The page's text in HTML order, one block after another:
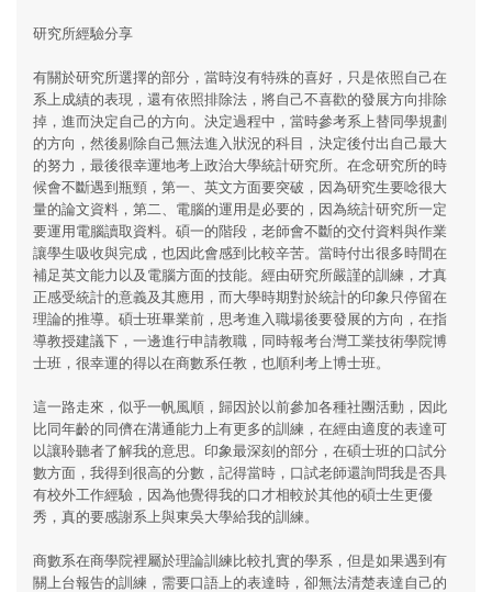
研究所經驗分享
有關於研究所選擇的部分，當時沒有特殊的喜好，只是依照自己在
系上成績的表現，還有依照排除法，將自己不喜歡的發展方向排除
掉，進而決定自己的方向。決定過程中，當時參考系上替同學規劃
的方向，然後剔除自己無法進入狀況的科目，決定後付出自己最大
的努力，最後很幸運地考上政治大學統計研究所。在念研究所的時
候會不斷遇到瓶頸，第一、英文方面要突破，因為研究生要唸很大
量的論文資料，第二、電腦的運用是必要的，因為統計研究所一定
要運用電腦讀取資料。碩一的階段，老師會不斷的交付資料與作業
讓學生吸收與完成，也因此會感到比較辛苦。當時付出很多時間在
補足英文能力以及電腦方面的技能。經由研究所嚴謹的訓練，才真
正感受統計的意義及其應用，而大學時期對於統計的印象只停留在
理論的推導。碩士班畢業前，思考進入職場後要發展的方向，在指
導教授建議下，一邊進行申請教職，同時報考台灣工業技術學院博
士班，很幸運的得以在商數系任教，也順利考上博士班。
這一路走來，似乎一帆風順，歸因於以前參加各種社團活動，因此
比同年齡的同儕在溝通能力上有更多的訓練，在經由適度的表達可
以讓聆聽者了解我的意思。印象最深刻的部分，在碩士班的口試分
數方面，我得到很高的分數，記得當時，口試老師還詢問我是否具
有校外工作經驗，因為他覺得我的口才相較於其他的碩士生更優
秀，真的要感謝系上與東吳大學給我的訓練。
商數系在商學院裡屬於理論訓練比較扎實的學系，但是如果遇到有
關上台報告的訓練，需要口語上的表達時，卻無法清楚表達自己的